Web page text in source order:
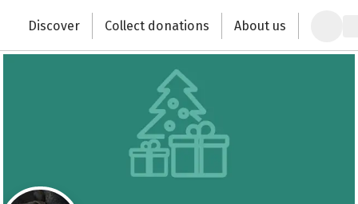
Change the world with your donation
Discover Collect donations About us